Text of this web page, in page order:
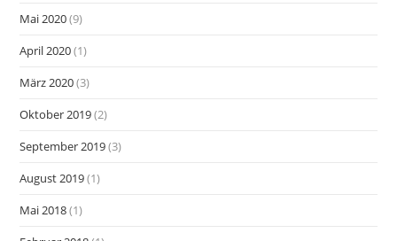
Mai 2020(9)
April 2020(1)
März 2020(3)
Oktober 2019(2)
September 2019(3)
August 2019(1)
Mai 2018(1)